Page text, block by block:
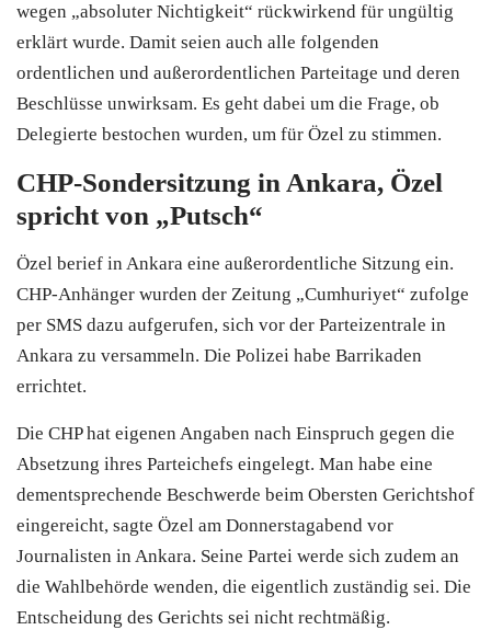
wegen „absoluter Nichtigkeit“ rückwirkend für ungültig
erklärt wurde. Damit seien auch alle folgenden
ordentlichen und außerordentlichen Parteitage und deren
Beschlüsse unwirksam. Es geht dabei um die Frage, ob
Delegierte bestochen wurden, um für Özel zu stimmen.
CHP-Sondersitzung in Ankara, Özel
spricht von „Putsch“
Özel berief in Ankara eine außerordentliche Sitzung ein.
CHP-Anhänger wurden der Zeitung „Cumhuriyet“ zufolge
per SMS dazu aufgerufen, sich vor der Parteizentrale in
Ankara zu versammeln. Die Polizei habe Barrikaden
errichtet.
Die CHPhat eigenen Angaben nach Einspruch gegen die
Absetzung ihres Parteichefs eingelegt. Man habe eine
dementsprechende Beschwerde beim Obersten Gerichtshof
eingereicht, sagte Özel am Donnerstagabend vor
Journalisten in Ankara. Seine Partei werde sich zudem an
die Wahlbehörde wenden, die eigentlich zuständig sei. Die
Entscheidung des Gerichts sei nicht rechtmäßig.